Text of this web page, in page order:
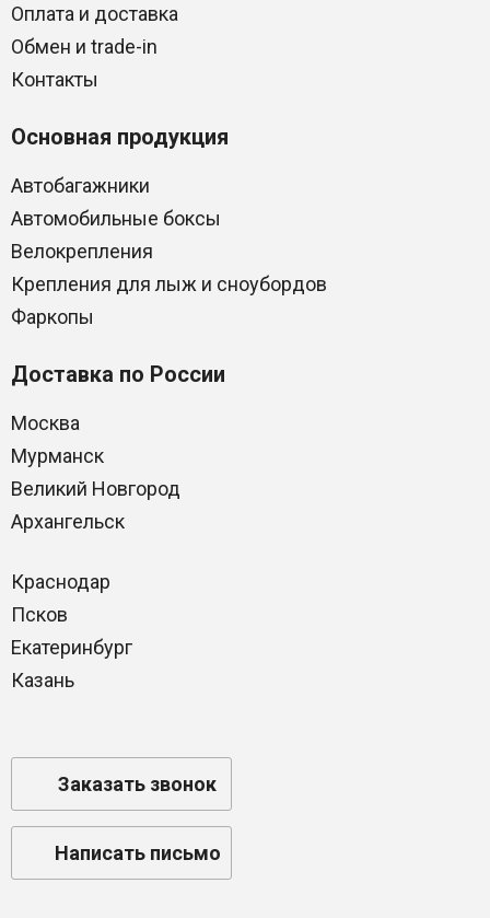
Оплата и доставка
Обмен и trade-in
Контакты
Основная продукция
Автобагажники
Автомобильные боксы
Велокрепления
Крепления для лыж и сноубордов
Фаркопы
Доставка по России
Москва
Мурманск
Великий Новгород
Архангельск
Краснодар
Псков
Екатеринбург
Казань
Заказать звонок
Написать письмо